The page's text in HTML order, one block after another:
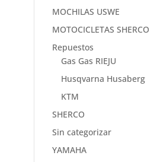
MOCHILAS USWE
MOTOCICLETAS SHERCO
Repuestos
Gas Gas RIEJU
Husqvarna Husaberg
KTM
SHERCO
Sin categorizar
YAMAHA